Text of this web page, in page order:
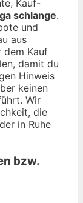
Kauf-
schlange.
und
aus
dem Kauf
damit du
Hinweis
keinen
Wir
die
in Ruhe
bzw.